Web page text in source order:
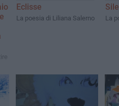
Eclisse
La poesia di Liliana Salerno La